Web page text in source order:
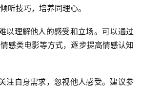
听技巧，培养同理心。
以理解他人的感受和立场。可以通过
感类电影等方式，逐步提高情感认知
注自身需求，忽视他人感受。建议参